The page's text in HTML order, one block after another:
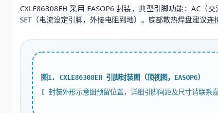
CXLE86308EH 采用 EASOP6 封装，典型引脚功能：AC
SET（电流设定引脚，外接电阻到地）。底部散热焊盘建议
图1. CXLE86308EH 引脚封装图（顶视图，EASOP6）
[ 封装外形示意图预留位置，详细引脚间距及尺寸请联系